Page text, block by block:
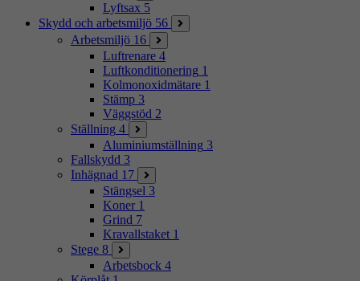
Lyftsax 5
Skydd och arbetsmiljö 56
Arbetsmiljö 16
Luftrenare 4
Luftkonditionering 1
Kolmonoxidmätare 1
Stämp 3
Väggstöd 2
Ställning 4
Aluminiumställning 3
Fallskydd 3
Inhägnad 17
Stängsel 3
Koner 1
Grind 7
Kravallstaket 1
Stege 8
Arbetsbock 4